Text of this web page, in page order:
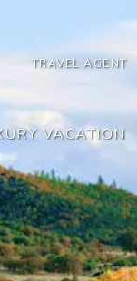
TRAVEL AGENT
VACATION